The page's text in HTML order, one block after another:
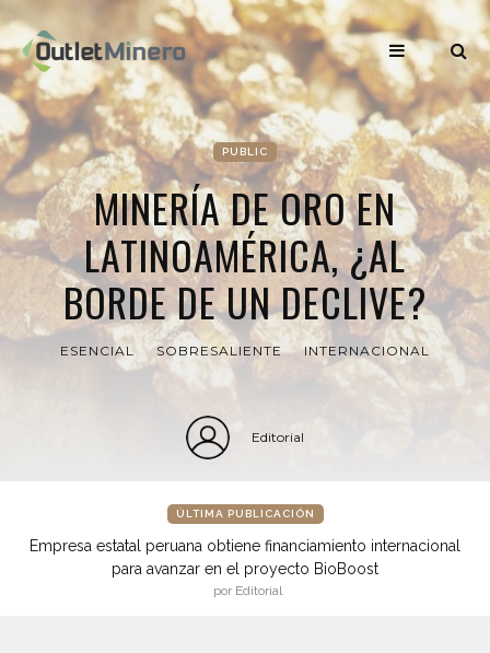
PUBLIC
MINERÍA DE ORO EN
LATINOAMÉRICA, ¿AL
BORDE DE UN DECLIVE?
ESENCIAL SOBRESALIENTE INTERNACIONAL
Editorial
ÚLTIMA PUBLICACIÓN
Empresa estatal peruana obtiene financiamiento internacional
para avanzar en el proyecto BioBoost
por Editorial